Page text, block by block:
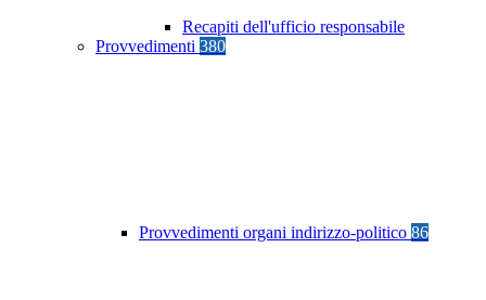
Recapiti dell'ufficio responsabile
Provvedimenti 380
Provvedimenti organi indirizzo-politico 86